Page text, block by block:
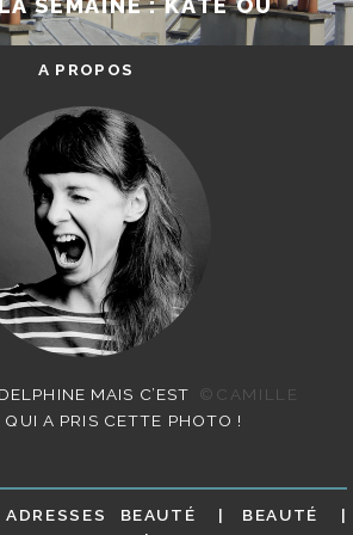
SEMAINE : KATE OU
A PROPOS
MAIS C’EST
©CAMILLE
QUI A PRIS CETTE PHOTO !
ADRESSES BEAUTÉ
BEAUTÉ